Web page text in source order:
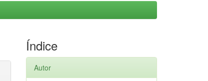
Índice
Autor